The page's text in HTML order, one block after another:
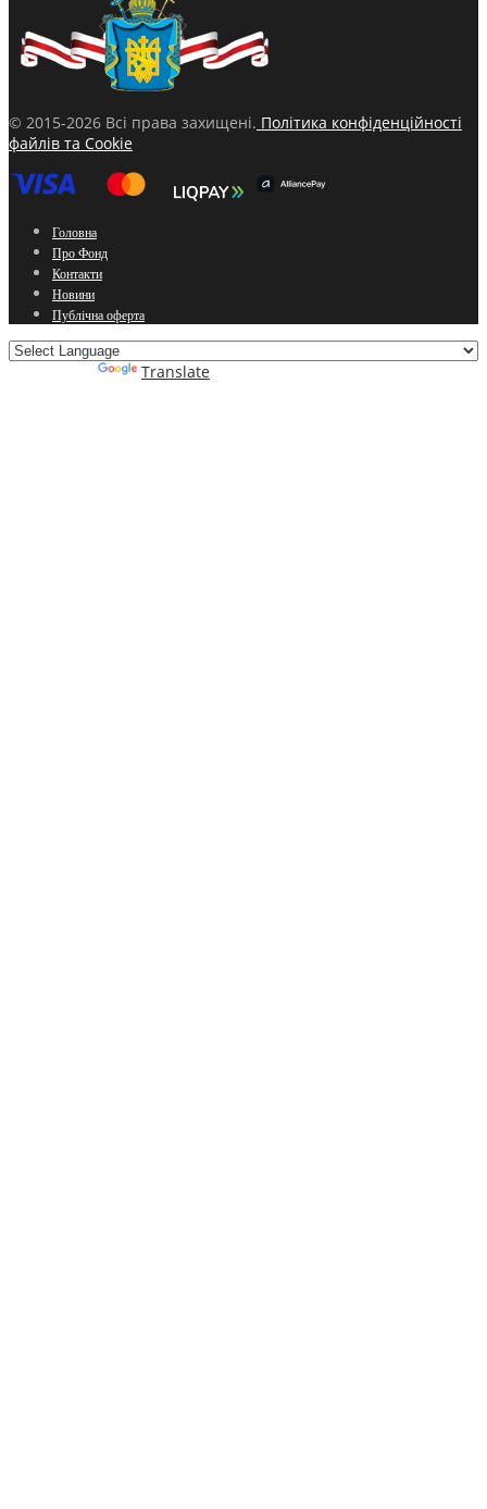
© 2015-2026 Всі права захищені. Політика конфіденційності
файлів та Cookie
Головна
Про Фонд
Контакти
Новини
Публічна оферта
Translate